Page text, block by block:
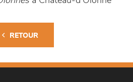
RETOUR